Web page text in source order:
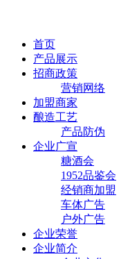
首页
产品展示
招商政策
营销网络
加盟商家
酿造工艺
产品防伪
企业广宣
糖酒会
1952品鉴会
经销商加盟
车体广告
户外广告
企业荣誉
企业简介